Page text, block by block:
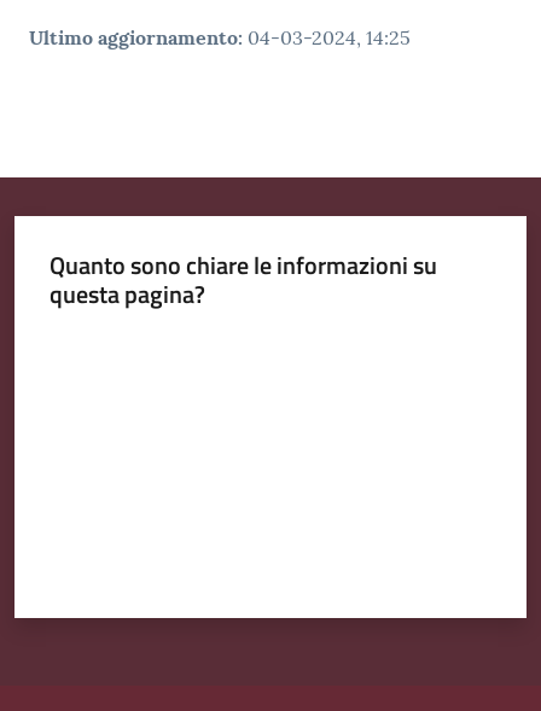
Ultimo aggiornamento: 04-03-2024, 14:25
Quanto sono chiare le informazioni su
questa pagina?